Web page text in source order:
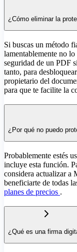
¿Cómo eliminar la
Si buscas un método
lamentablemente no
seguridad de un PDF
tanto, para
propietario del
para que te facilite la
¿Por qué no puedo
Probablemente estés
incluye esta función.
considera actualizar
beneficiarte de todas
planes de precios .
¿Qué es una firma